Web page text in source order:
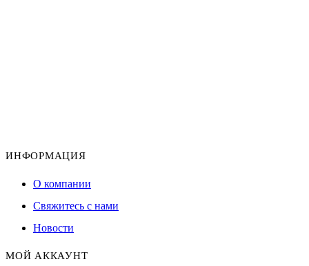
ИНФОРМАЦИЯ
О компании
Свяжитесь с нами
Новости
МОЙ АККАУНТ